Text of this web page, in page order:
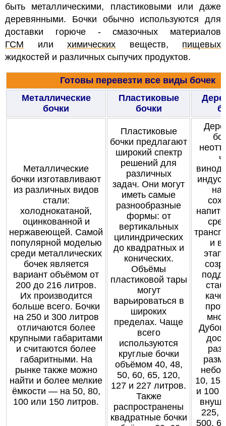
быть металлическими, пластиковыми или даже
деревянными. Бочки обычно используются для
доставки горюче - смазочных материалов
ГСМ или химических веществ, пищевых
жидкостей и различных сыпучих продуктов.
Готовы перевезти все виды бочек
Металлические
бочки
Пластиковые
бочки
Металлические
бочки изготавливают
из различных видов
стали:
холоднокатаной,
оцинкованной и
нержавеющей. Самой
популярной моделью
среди металлических
бочек является
вариант объёмом от
200 до 216 литров.
Их производится
больше всего. Бочки
на 250 и 300 литров
отличаются более
крупными габаритами
и считаются более
габаритными. На
рынке также можно
найти и более мелкие
ёмкости — на 50, 80,
100 или 150 литров.
Пластиковые
бочки предлагают
широкий спектр
решений для
различных
задач. Они могут
иметь самые
разнообразные
формы: от
вертикальных
цилиндрических
до квадратных и
конических.
Объёмы
пластиковой тары
могут
варьироваться в
широких
пределах. Чаще
всего
используются
круглые бочки
объёмом 40, 48,
50, 60, 65, 120,
127 и 227 литров.
Также
распространены
квадратные бочки
и
10, 15,
и 100
225,
500,